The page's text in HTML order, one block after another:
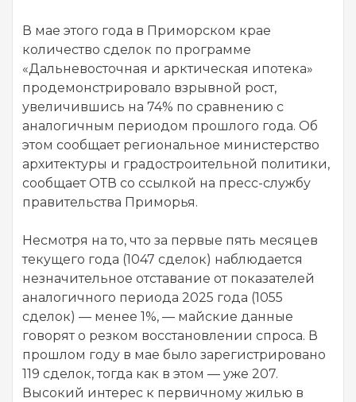
В мае этого года в Приморском крае
количество сделок по программе
«Дальневосточная и арктическая ипотека»
продемонстрировало взрывной рост,
увеличившись на 74% по сравнению с
аналогичным периодом прошлого года. Об
этом сообщает региональное министерство
архитектуры и градостроительной политики,
сообщает ОТВ со ссылкой на пресс-службу
правительства Приморья.
Несмотря на то, что за первые пять месяцев
текущего года (1047 сделок) наблюдается
незначительное отставание от показателей
аналогичного периода 2025 года (1055
сделок) — менее 1%, — майские данные
говорят о резком восстановлении спроса. В
прошлом году в мае было зарегистрировано
119 сделок, тогда как в этом — уже 207.
Высокий интерес к первичному жилью в